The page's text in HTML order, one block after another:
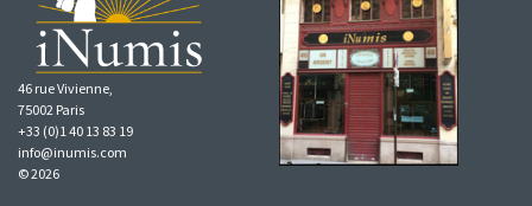
46 rue Vivienne,
75002 Paris
+33 (0)1 40 13 83 19
info@inumis.com
© 2026